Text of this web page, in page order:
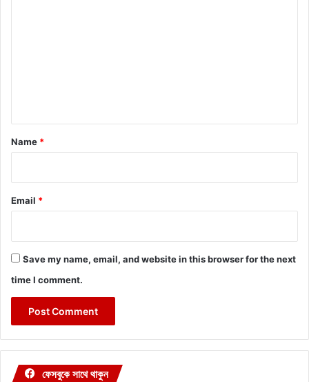
*
Name *
Email *
Save my name, email, and website in this browser for the next
time I comment.
ফেসবুকে সাথে থাকুন